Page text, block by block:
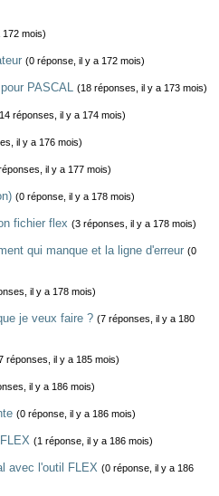
mois)
(0 réponse, il y a 172 mois)
PASCAL (18 réponses, il y a 173 mois)
réponses, il y a 174 mois)
il y a 176 mois)
il y a 177 mois)
(0 réponse, il y a 178 mois)
fichier flex (3 réponses, il y a 178 mois)
qui manque et la ligne d'erreur (0
il y a 178 mois)
je veux faire ? (7 réponses, il y a 180
réponses, il y a 185 mois)
il y a 186 mois)
(0 réponse, il y a 186 mois)
(1 réponse, il y a 186 mois)
avec l'outil FLEX (0 réponse, il y a 186